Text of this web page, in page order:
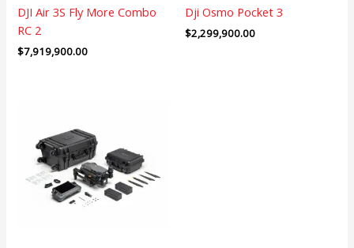
DJI Air 3S Fly More Combo
RC 2
$7,919,900.00
Dji Osmo Pocket 3
$2,299,900.00